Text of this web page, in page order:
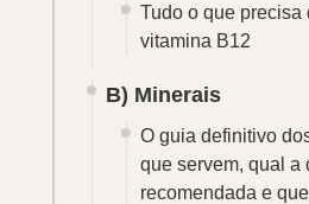
Tudo o que precisa
vitamina B12
B) Minerais
O guia definitivo
que servem, qual a
recomendada e